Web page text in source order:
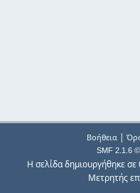
Βοήθεια|
SMF 2.1.6
Η σελίδα δημιουργήθηκε
Μετρητής